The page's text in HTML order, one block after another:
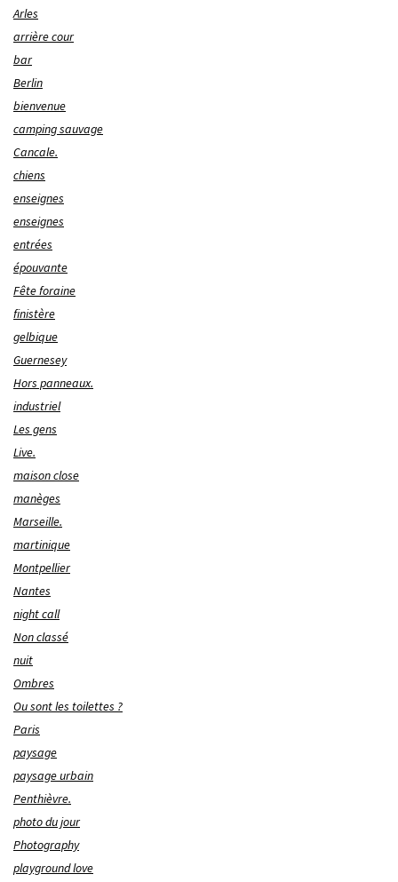
Arles
arrière cour
bar
Berlin
bienvenue
camping sauvage
Cancale.
chiens
enseignes
enseignes
entrées
épouvante
Fête foraine
finistère
gelbique
Guernesey
Hors panneaux.
industriel
Les gens
Live.
maison close
manèges
Marseille.
martinique
Montpellier
Nantes
night call
Non classé
nuit
Ombres
Ou sont les toilettes ?
Paris
paysage
paysage urbain
Penthièvre.
photo du jour
Photography
playground love